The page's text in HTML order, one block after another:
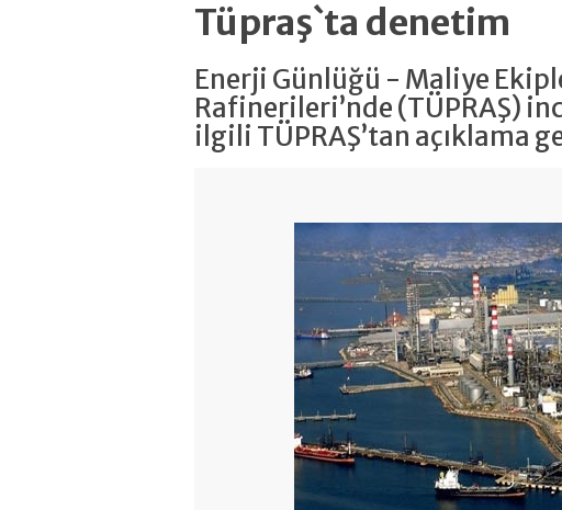
Tüpraş`ta denetim
Enerji Günlüğü - Maliye
Rafinerileri’nde (TÜPRAŞ)
ilgili TÜPRAŞ’tan açıklama